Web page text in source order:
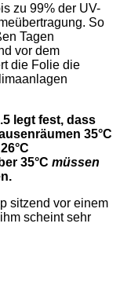
zu 99% der UV-
So
Tagen
vor dem
die Folie die
legt fest, dass
35°C
35°C müssen